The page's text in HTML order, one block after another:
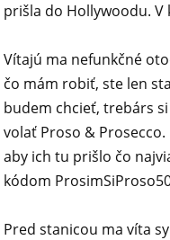
prišla do Hollywoodu. V
Vítajú ma nefunkčné
čo mám robiť, ste len
budem chcieť, trebárs
volať Proso &
aby ich tu prišlo čo
kódom
Pred stanicou ma víta